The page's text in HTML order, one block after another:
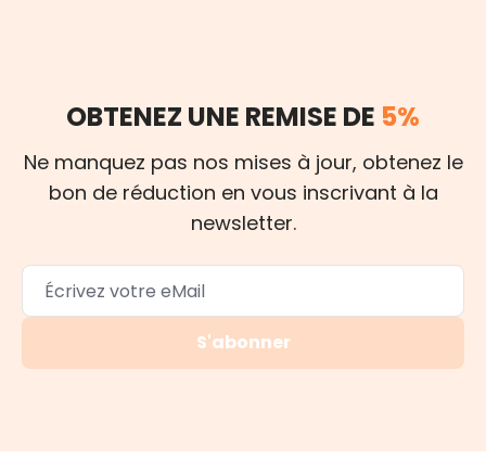
OBTENEZ UNE REMISE DE 5%
Ne manquez pas nos mises à jour, obtenez le
bon de réduction en vous inscrivant à la
newsletter.
S'abonner